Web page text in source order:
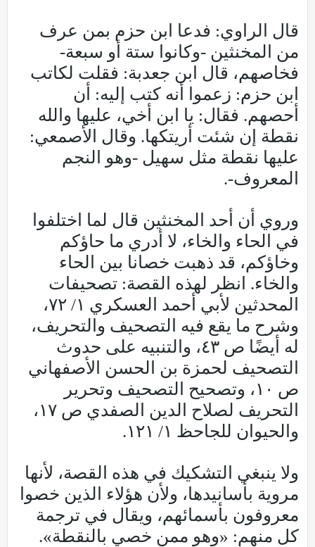
قال الراوي: فدعا ابن حزم بمن عرف
من المخنثين -وكانوا ستة أو سبعة-
فخاصهم، قال ابن جعدبة: فقلت لكاتب
ابن حزم: زعموا أنه كتب إليه: أن
أحصهم. فقال: يا ابن أخي، عليها والله
نقطة إن شئت أريتكها. وقال الأصمعي:
عليها نقطة مثل سهيل -وهو النجم
المعروف-.
وروي أن أحد المخنثين قال لما اختلفوا
في الحاء والخاء، لا أدري ما حاؤكم
وخاؤكم، قد ذهبت خصانا بين الحاء
والخاء. انظر لهذه القصة: تصحيفات
المحدثين لأبي أحمد العسكري ١/ ٧٢،
وشرح ما يقع فيه التصحيف والتحريف،
له أيضًا ص ٤٣، والتنبيه على حدوث
التصحيف لحمزة بن الحسن الأصفهاني
ص ١٠، وتصحيح التصحيف وتحرير
التحريف لصلاح الدين الصفدي ص ١٧،
والحيوان للجاحظ ١/ ١٢١.
ولا ينبغي التشكيك في هذه القصة، لأنها
مروية بأسانيدها، ولأن هؤلاء الذين خصوا
معروفون بأسمائهم، ويقال في ترجمة
كل منهم: «وهو ممن خصي بالنقطة».